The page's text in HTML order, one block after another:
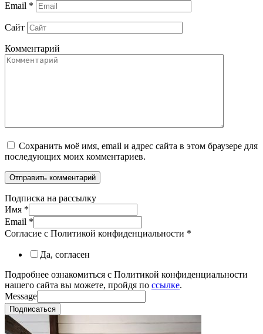
Email *
Сайт
Комментарий
Сохранить моё имя, email и адрес сайта в этом браузере для
последующих моих комментариев.
Подписка на рассылку
Имя *
Email *
Согласие с Политикой конфиденциальности *
Да, согласен
Подробнее ознакомиться с Политикой конфиденциальности
нашего сайта вы можете, пройдя по ссылке.
Message
Подписаться